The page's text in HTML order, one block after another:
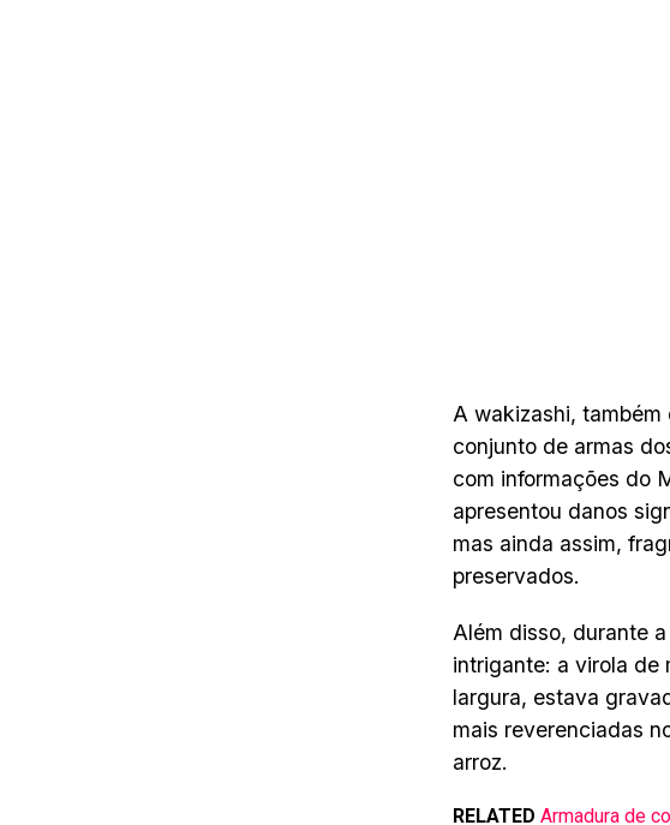
A wakizashi, também
conjunto de armas
com informações do
apresentou danos
mas ainda assim,
preservados.
Além disso, durante
intrigante: a virola de
largura, estava
mais reverenciadas
arroz.
RELATED Armadura de